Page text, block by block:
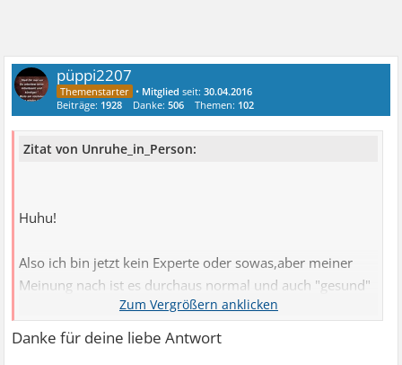
püppi2207
• Mitglied seit:30.04.2016
Beiträge: 1928 Danke:506 Themen: 102
Zitat von Unruhe_in_Person:
Huhu!
Also ich bin jetzt kein Experte oder sowas,aber meiner
Meinung nach ist es durchaus normal und auch "gesund"
sich auch mal zurückzuziehen und Zeit für sich selbst zu
benötigten.Erfahrungsgemäß macht es nicht besser den
Danke für deine liebe Antwort